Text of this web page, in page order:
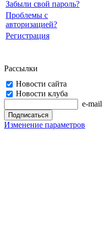
Забыли свой пароль?
Проблемы с
авторизацией?
Регистрация
Рассылки
Новости сайта
Новости клуба
e-mail
Изменение параметров